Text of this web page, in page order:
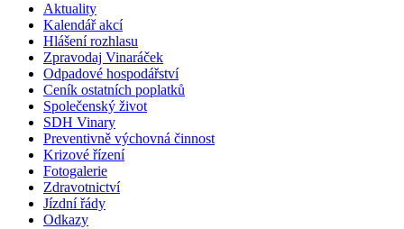
Aktuality
Kalendář akcí
Hlášení rozhlasu
Zpravodaj Vinaráček
Odpadové hospodářství
Ceník ostatních poplatků
Společenský život
SDH Vinary
Preventivně výchovná činnost
Krizové řízení
Fotogalerie
Zdravotnictví
Jízdní řády
Odkazy